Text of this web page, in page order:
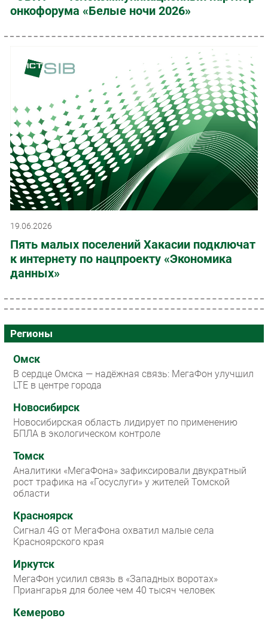
онкофорума «Белые ночи 2026»
19.06.2026
Пять малых поселений Хакасии подключат
к интернету по нацпроекту «Экономика
данных»
Регионы
Омск
В сердце Омска — надёжная связь: МегаФон улучшил
LTE в центре города
Новосибирск
Новосибирская область лидирует по применению
БПЛА в экологическом контроле
Томск
Аналитики «МегаФона» зафиксировали двукратный
рост трафика на «Госуслуги» у жителей Томской
области
Красноярск
Сигнал 4G от МегаФона охватил малые села
Красноярского края
Иркутск
МегаФон усилил связь в «Западных воротах»
Приангарья для более чем 40 тысяч человек
Кемерово